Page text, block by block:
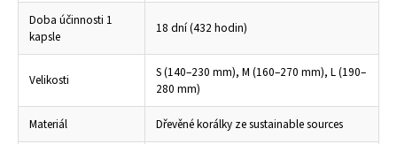
Doba účinnosti 1
kapsle
18 dní (432 hodin)
Velikosti
S (140–230 mm), M (160–270 mm), L (190–
280 mm)
Materiál Dřevěné korálky ze sustainable sources